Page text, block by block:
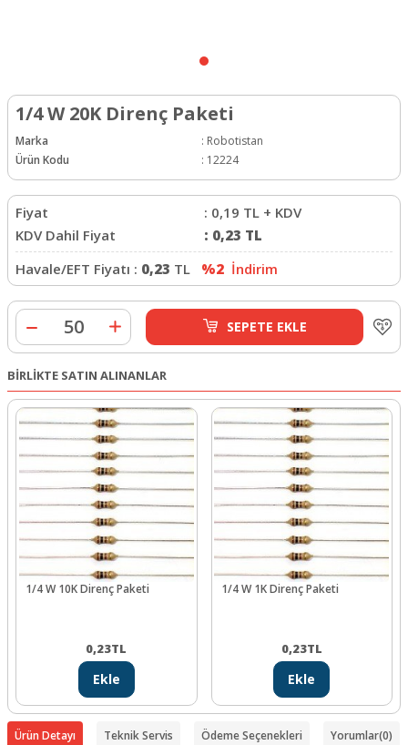
1/4 W 20K Direnç Paketi
Marka : Robotistan
Ürün Kodu
: 12224
Fiyat : 0,19 TL + KDV
KDV Dahil Fiyat
: 0,23 TL
Havale/EFT Fiyatı : 0,23 TL %2 İndirim
SEPETE EKLE
BİRLİKTE SATIN ALINANLAR
1/4 W 10K Direnç Paketi
0,23TL
Ekle
1/4 W 1K Direnç Paketi
0,23TL
Ekle
Ürün Detayı Teknik Servis Ödeme Seçenekleri Yorumlar(0)